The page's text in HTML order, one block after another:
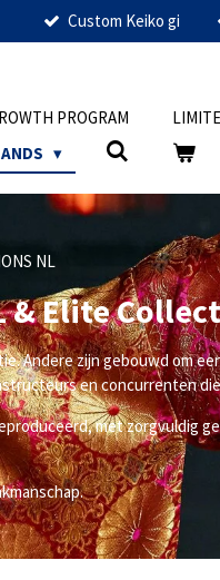
Custom Keiko gi
PROGRAM
NL
& Elite
Andere zijn gebouwd om
en concurrenten
met